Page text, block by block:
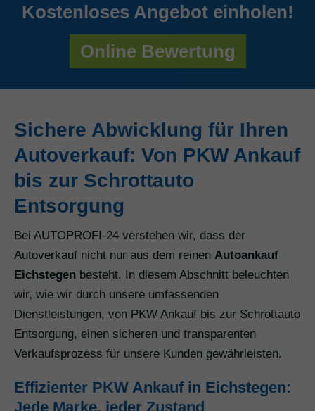
Kostenloses Angebot einholen!
Online Bewertung
Sichere Abwicklung für Ihren
Autoverkauf: Von PKW Ankauf
bis zur Schrottauto
Entsorgung
Bei AUTOPROFI-24 verstehen wir, dass der
Autoverkauf nicht nur aus dem reinen Autoankauf
Eichstegen besteht. In diesem Abschnitt beleuchten
wir, wie wir durch unsere umfassenden
Dienstleistungen, von PKW Ankauf bis zur Schrottauto
Entsorgung, einen sicheren und transparenten
Verkaufsprozess für unsere Kunden gewährleisten.
Effizienter PKW Ankauf in Eichstegen:
Jede Marke, jeder Zustand